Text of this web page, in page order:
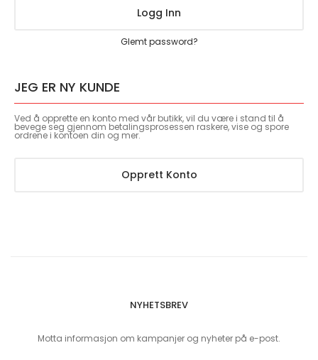
Logg Inn
Glemt password?
JEG ER NY KUNDE
Ved å opprette en konto med vår butikk, vil du være i stand til å
bevege seg gjennom betalingsprosessen raskere, vise og spore
ordrene i kontoen din og mer.
Opprett Konto
NYHETSBREV
Motta informasjon om kampanjer og nyheter på e-post.